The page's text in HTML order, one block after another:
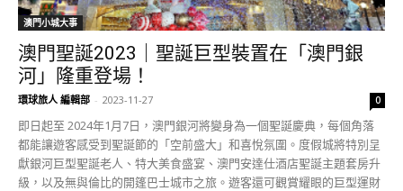
澳門小城大事
澳門聖誕2023｜聖誕巨型裝置在「澳門銀
河」隆重登場！
環球旅人 編輯部 - 2023-11-27 0
即日起至 2024年1月7日，澳門銀河將變身為一個聖誕慶典，每個角落
都能讓遊客感受到聖誕節的「空前盛大」和喜悅氛圍。度假城將特別呈
獻銀河巨型聖誕老人、特大美食盛宴、澳門安達仕酒店聖誕主題套房升
級，以及無與倫比的開篷巴士城市之旅。遊客還可觀賞耀眼的巨型運財